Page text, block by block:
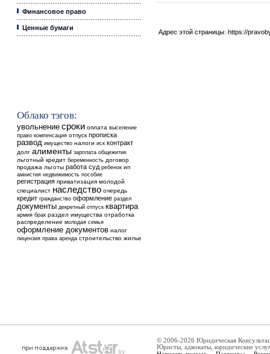
Финансовое право
Ценные бумаги
Облако тэгов:
увольнение сроки оплата выселение
право компенсация отпуск прописка
развод имущество налоги иск контракт
долг алименты зарплата общежитие
льготный кредит беременность договор
продажа льготы работа суд ребенок ип
амнистия недвижимость пособие
регистрация приватизация молодой
специалист наследство очередь
кредит гражданство оформление раздел
документы декретный отпуск квартира
армия брак раздел имущества отработка
распределение молодая семья
оформление документов налог
лицензия права аренда строительство жилье
Адрес этой страницы: https://
© 2006-2026 Юридическая
Юристы, адвокаты, юридические